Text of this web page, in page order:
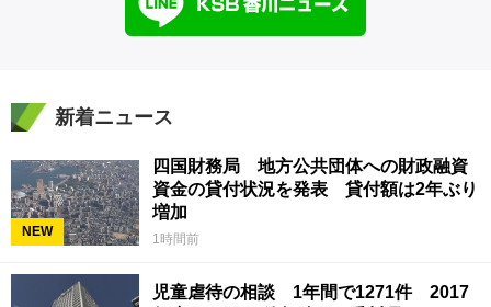
新着ニュース
NEW
四国財務局 地方公共団体への財政融資
資金の貸付状況を発表 貸付額は2年ぶり
増加
1時間前
児童虐待の相談 1年間で1271件 2017